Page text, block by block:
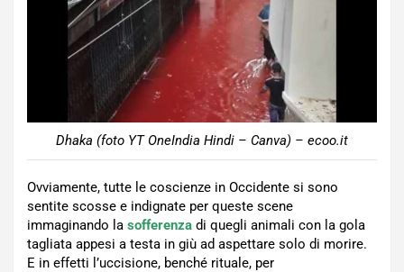
Dhaka (foto YT OneIndia Hindi – Canva) – ecoo.it
Ovviamente, tutte le coscienze in Occidente si sono
sentite scosse e indignate per queste scene
immaginando la sofferenza di quegli animali con la gola
tagliata appesi a testa in giù ad aspettare solo di morire.
E in effetti l’uccisione, benché rituale, per